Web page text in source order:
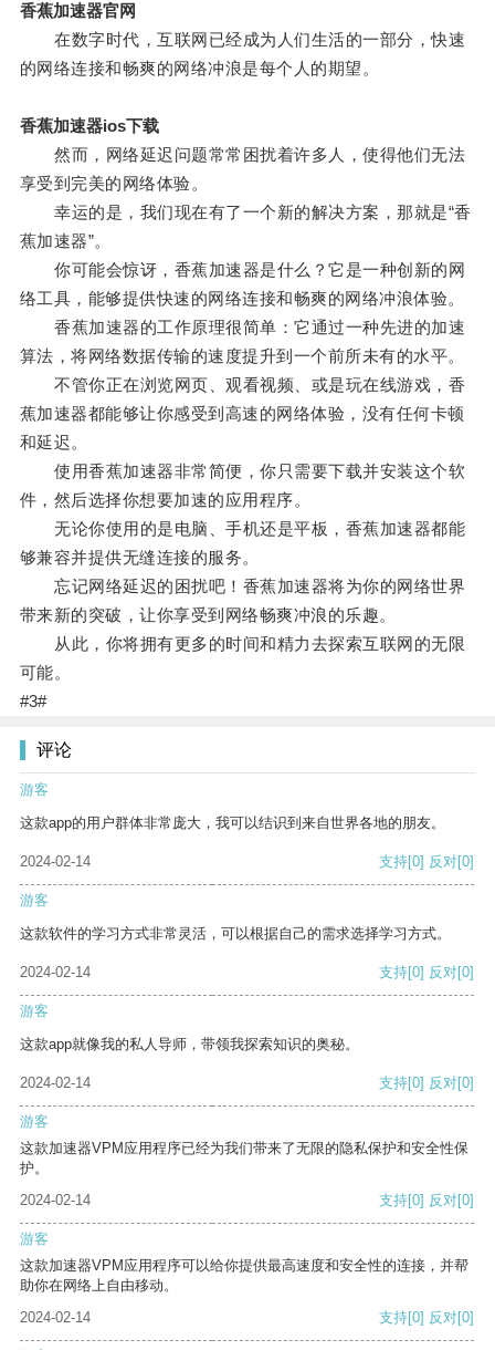
香蕉加速器官网
在数字时代，互联网已经成为人们生活的一部分，快速
的网络连接和畅爽的网络冲浪是每个人的期望。
香蕉加速器ios下载
然而，网络延迟问题常常困扰着许多人，使得他们无法
享受到完美的网络体验。
幸运的是，我们现在有了一个新的解决方案，那就是“香
蕉加速器”。
你可能会惊讶，香蕉加速器是什么？它是一种创新的网
络工具，能够提供快速的网络连接和畅爽的网络冲浪体验。
香蕉加速器的工作原理很简单：它通过一种先进的加速
算法，将网络数据传输的速度提升到一个前所未有的水平。
不管你正在浏览网页、观看视频、或是玩在线游戏，香
蕉加速器都能够让你感受到高速的网络体验，没有任何卡顿
和延迟。
使用香蕉加速器非常简便，你只需要下载并安装这个软
件，然后选择你想要加速的应用程序。
无论你使用的是电脑、手机还是平板，香蕉加速器都能
够兼容并提供无缝连接的服务。
忘记网络延迟的困扰吧！香蕉加速器将为你的网络世界
带来新的突破，让你享受到网络畅爽冲浪的乐趣。
从此，你将拥有更多的时间和精力去探索互联网的无限
可能。
#3#
评论
游客
这款app的用户群体非常庞大，我可以结识到来自世界各地的朋友。
2024-02-14 支持[0] 反对[0]
游客
这款软件的学习方式非常灵活，可以根据自己的需求选择学习方式。
2024-02-14 支持[0] 反对[0]
游客
这款app就像我的私人导师，带领我探索知识的奥秘。
2024-02-14 支持[0] 反对[0]
游客
这款加速器VPM应用程序已经为我们带来了无限的隐私保护和安全性保
护。
2024-02-14
支持[0] 反对[0]
游客
这款加速器VPM应用程序可以给你提供最高速度和安全性的连接，并帮
助你在网络上自由移动。
2024-02-14
支持[0] 反对[0]